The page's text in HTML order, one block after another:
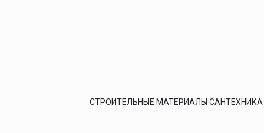
СТРОИТЕЛЬНЫЕ МАТЕРИАЛЫ